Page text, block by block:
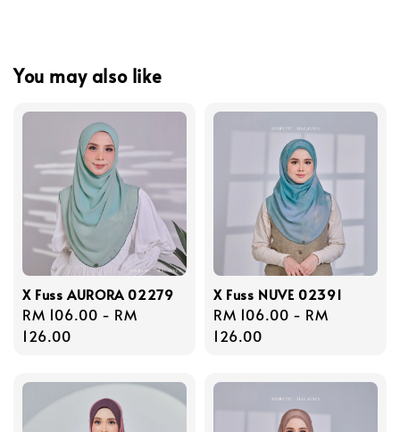
You may also like
X Fuss AURORA 02279
Regular
price
RM 106.00 - RM
126.00
X Fuss NUVE 02391
Regular
price
RM 106.00 - RM
126.00